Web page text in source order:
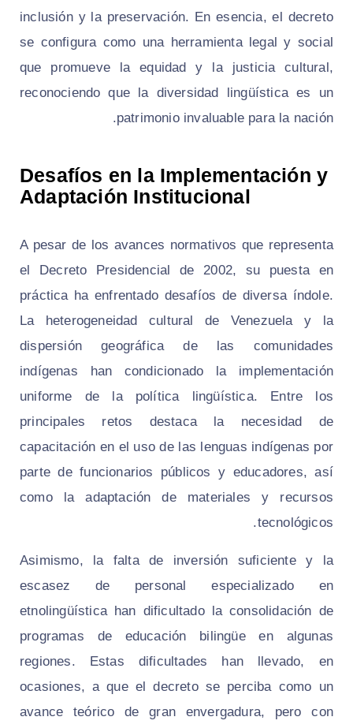
inclusión y la preservación. En esencia, el decreto
se configura como una herramienta legal y social
que promueve la equidad y la justicia cultural,
reconociendo que la diversidad lingüística es un
patrimonio invaluable para la nación.
Desafíos en la Implementación y
Adaptación Institucional
A pesar de los avances normativos que representa
el Decreto Presidencial de 2002, su puesta en
práctica ha enfrentado desafíos de diversa índole.
La heterogeneidad cultural de Venezuela y la
dispersión geográfica de las comunidades
indígenas han condicionado la implementación
uniforme de la política lingüística. Entre los
principales retos destaca la necesidad de
capacitación en el uso de las lenguas indígenas por
parte de funcionarios públicos y educadores, así
como la adaptación de materiales y recursos
tecnológicos.
Asimismo, la falta de inversión suficiente y la
escasez de personal especializado en
etnolingüística han dificultado la consolidación de
programas de educación bilingüe en algunas
regiones. Estas dificultades han llevado, en
ocasiones, a que el decreto se perciba como un
avance teórico de gran envergadura, pero con